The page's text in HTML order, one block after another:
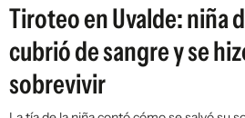
Tiroteo en Uvalde: niña
cubrió de sangre y se
sobrevivir